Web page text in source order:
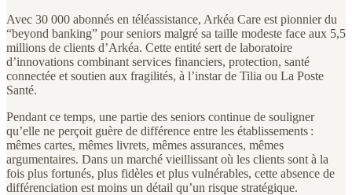
Avec 30 000 abonnés en téléassistance, Arkéa Care est pionnier du
“beyond banking” pour seniors malgré sa taille modeste face aux 5,5
millions de clients d’Arkéa. Cette entité sert de laboratoire
d’innovations combinant services financiers, protection, santé
connectée et soutien aux fragilités, à l’instar de Tilia ou La Poste
Santé.
Pendant ce temps, une partie des seniors continue de souligner
qu’elle ne perçoit guère de différence entre les établissements :
mêmes cartes, mêmes livrets, mêmes assurances, mêmes
argumentaires. Dans un marché vieillissant où les clients sont à la
fois plus fortunés, plus fidèles et plus vulnérables, cette absence de
différenciation est moins un détail qu’un risque stratégique.